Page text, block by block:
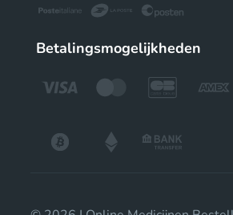
Betalingsmogelijkheden